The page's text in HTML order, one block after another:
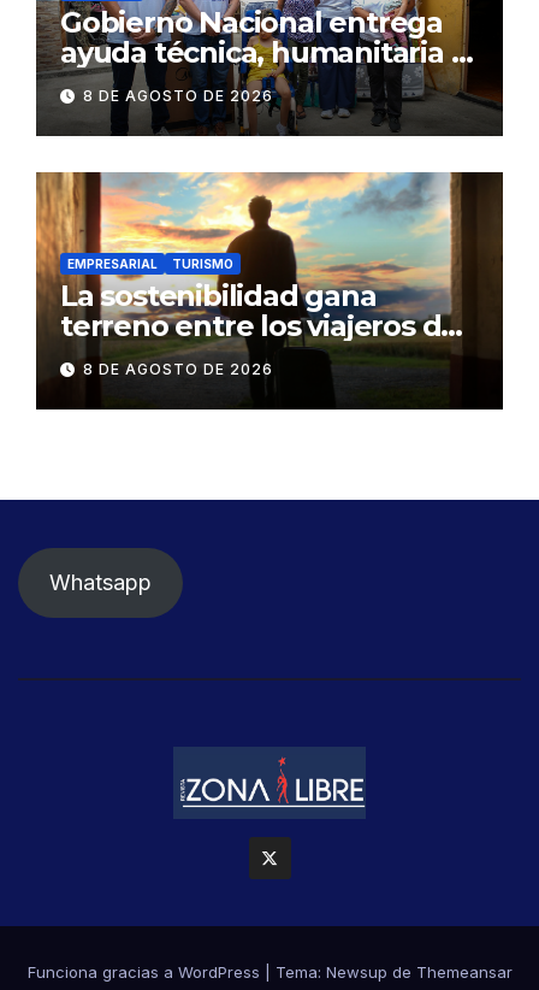
Gobierno Nacional entrega
ayuda técnica, humanitaria y
Bono Joaquín Gallegos Lara a
familia en situación de
vulnerabilidad
8 DE AGOSTO DE 2026
EMPRESARIAL TURISMO
La sostenibilidad gana
terreno entre los viajeros de
negocios
8 DE AGOSTO DE 2026
Whatsapp
Funciona gracias a WordPress Tema: Newsup de Themeansar